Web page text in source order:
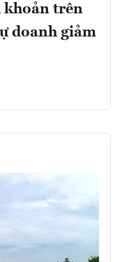
khoản trên
doanh giảm